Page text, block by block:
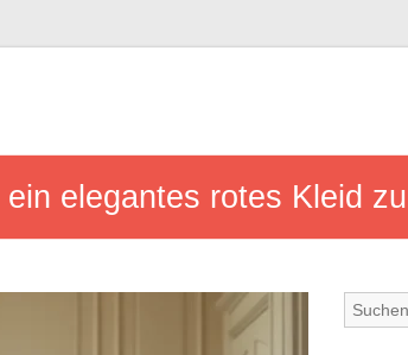
elegantes rotes Kleid